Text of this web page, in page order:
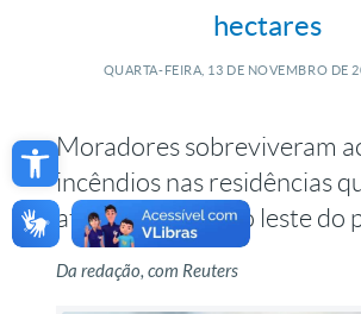
Open toolbar
hectares
QUARTA-FEIRA, 13 DE NOVEMBRO DE
Moradores sobreviveram
incêndios nas residências
atingiram a região leste do
Da redação, com Reuters